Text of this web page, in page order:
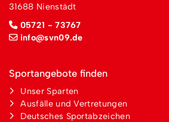
31688 Nienstädt
05721 - 73767
info@svn09.de
Sportangebote finden
Unser Sparten
Ausfälle und Vertretungen
Deutsches Sportabzeichen